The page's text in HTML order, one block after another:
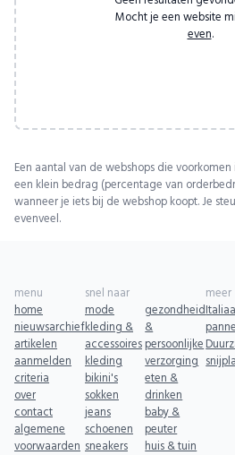
Mocht je een website
even.
Een aantal van de webshops die
een klein bedrag (percentage van
wanneer je iets bij de webshop koopt. Je
evenveel.
menu
home
nieuwsarchief
artikelen
aanmelden
criteria
over
contact
algemene
voorwaarden
snel naar
mode
kleding &
accessoires
kleding
bikini's
sokken
jeans
schoenen
sneakers
gezondheid
&
persoonlijke
verzorging
eten &
drinken
baby &
peuter
huis & tuin
meer